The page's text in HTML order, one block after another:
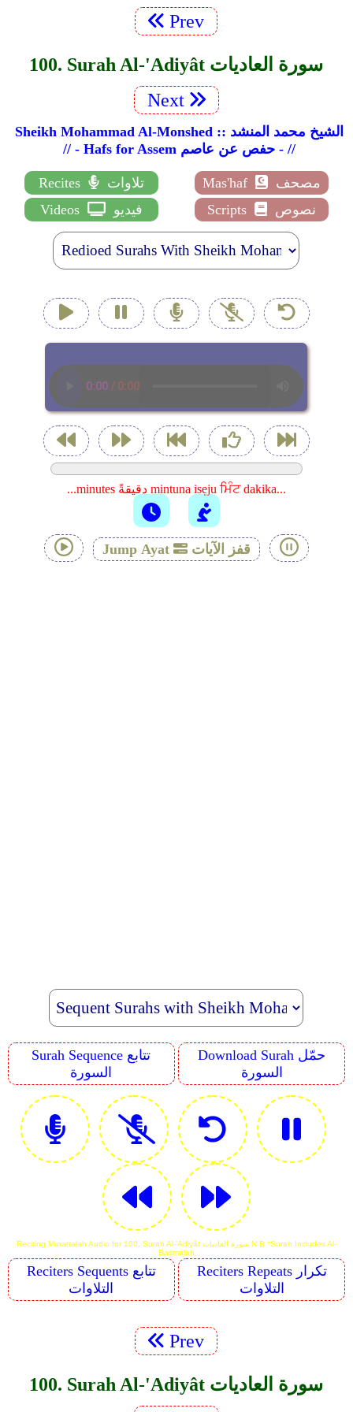
Prev
100. Surah Al-'Adiyât سورة العاديات
Next
Sheikh Mohammad Al-Monshed :: الشيخ محمد المنشد
// - Hafs for Assem حفص عن عاصم - //
Recites تلاوات Mas'haf
مصحف
Videos
فيديو Scripts نصوص
...minutes دقيقةً mintuna isẹju ਮਿੰਟ dakika...
Jump Ayat قفز الآيات
Surah Sequence تتابع
السورة
Download Surah حمّل
السورة
Reciting Murattalah Audio for 100. Surah Al-'Adiyât سورة العاديات N.B *Surah Includes Al-
Basmalah
Reciters Sequents تتابع
التلاوات
Reciters Repeats تكرار
التلاوات
Prev
100. Surah Al-'Adiyât سورة العاديات